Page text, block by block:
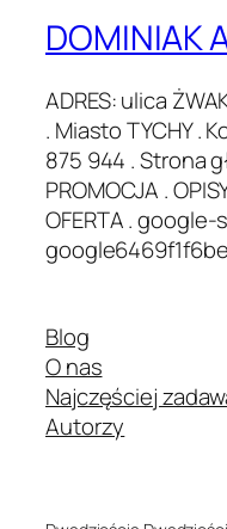
DOMINIAK
ADRES: ulica
. Miasto TYCHY .
875 944 . Strona
PROMOCJA .
OFERTA .
Blog
O nas
Najczęściej
Autorzy